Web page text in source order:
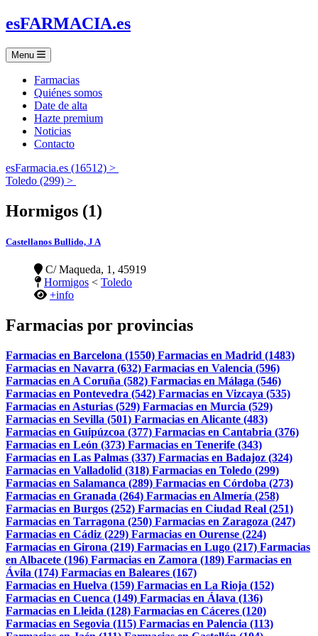
esFARMACIA.es
Menu
Farmacias
Quiénes somos
Date de alta
Hazte premium
Noticias
Contacto
esFarmacia.es (16512) >
Toledo (299) >
Hormigos (1)
Castellanos Bullido, J A
C/ Maqueda, 1, 45919
Hormigos < Toledo
+info
Farmacias por provincias
Farmacias en Barcelona (1550) Farmacias en Madrid (1483)
Farmacias en Navarra (632) Farmacias en Valencia (596)
Farmacias en A Coruña (582) Farmacias en Málaga (546)
Farmacias en Pontevedra (542) Farmacias en Vizcaya (535)
Farmacias en Asturias (529) Farmacias en Murcia (529)
Farmacias en Sevilla (501) Farmacias en Alicante (483)
Farmacias en Guipúzcoa (377) Farmacias en Cantabria (376)
Farmacias en León (373) Farmacias en Tenerife (343)
Farmacias en Las Palmas (337) Farmacias en Badajoz (324)
Farmacias en Valladolid (318) Farmacias en Toledo (299)
Farmacias en Salamanca (289) Farmacias en Córdoba (273)
Farmacias en Granada (264) Farmacias en Almería (258)
Farmacias en Burgos (252) Farmacias en Ciudad Real (251)
Farmacias en Tarragona (250) Farmacias en Zaragoza (247)
Farmacias en Cádiz (229) Farmacias en Ourense (224)
Farmacias en Girona (219) Farmacias en Lugo (217) Farmacias
en Albacete (196) Farmacias en Zamora (189) Farmacias en
Ávila (174) Farmacias en Baleares (167)
Farmacias en Huelva (159) Farmacias en La Rioja (152)
Farmacias en Cuenca (149) Farmacias en Álava (136)
Farmacias en Lleida (128) Farmacias en Cáceres (120)
Farmacias en Segovia (115) Farmacias en Palencia (113)